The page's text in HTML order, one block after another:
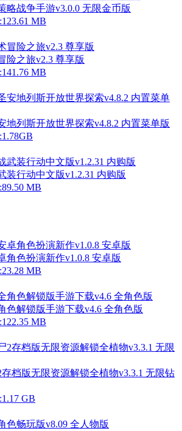
略战争手游v3.0.0 无限金币版
MB
险之旅v2.3 尊享版
MB
地列斯开放世界探索v4.8.2 内置菜单版
装行动中文版v1.2.31 内购版
MB
角色扮演新作v1.0.8 安卓版
MB
色解锁版手游下载v4.6 全角色版
MB
档版无限资源解锁全植物v3.3.1 无限钻
GB